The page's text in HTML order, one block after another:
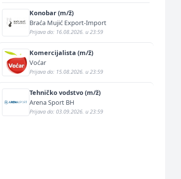
Konobar (m/ž)
Braća Mujić Export-Import
Prijava do: 16.08.2026. u 23:59
Komercijalista (m/ž)
Voćar
Prijava do: 15.08.2026. u 23:59
Tehničko vodstvo (m/ž)
Arena Sport BH
Prijava do: 03.09.2026. u 23:59